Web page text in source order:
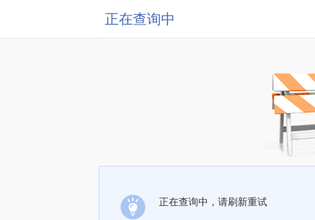
正在查询中
正在查询中，请刷新重试